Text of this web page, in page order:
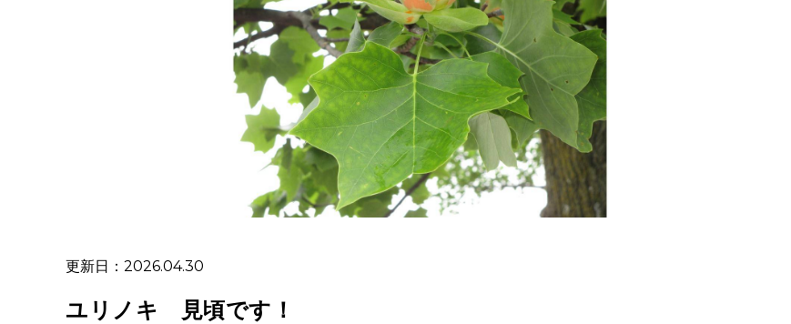
更新日：2026.04.30
ユリノキ 見頃です！